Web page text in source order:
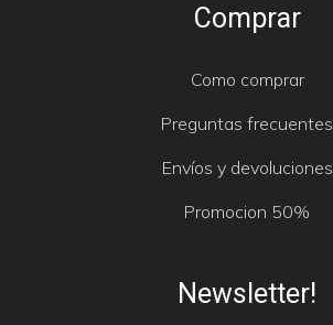
Comprar
Como comprar
Preguntas frecuentes
Envíos y devoluciones
Promocion 50%
Newsletter!